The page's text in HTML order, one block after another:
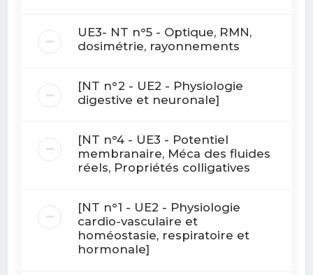
UE3- NT n°5 - Optique, RMN,
dosimétrie, rayonnements
[NT n°2 - UE2 - Physiologie
digestive et neuronale]
[NT n°4 - UE3 - Potentiel
membranaire, Méca des fluides
réels, Propriétés colligatives
[NT n°1 - UE2 - Physiologie
cardio-vasculaire et
homéostasie, respiratoire et
hormonale]